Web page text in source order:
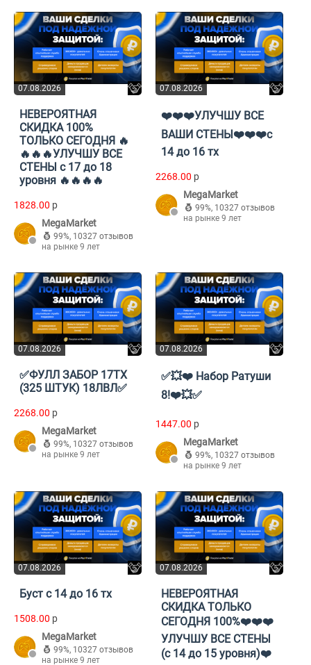
07.08.2026
НЕВЕРОЯТНАЯ
СКИДКА 100%
ТОЛЬКО СЕГОДНЯ 🔥
🔥🔥🔥УЛУЧШУ ВСЕ
СТЕНЫ с 17 до 18
уровня 🔥🔥🔥🔥
1828.00 p
MegaMarket
99%, 10327 отзывов
на рынке 9 лет
07.08.2026
❤️❤️❤️УЛУЧШУ ВСЕ
ВАШИ СТЕНЫ❤️❤️❤️с
14 до 16 тх
2268.00 p
MegaMarket
99%, 10327 отзывов
на рынке 9 лет
07.08.2026
✅ФУЛЛ ЗАБОР 17ТХ
(325 ШТУК) 18ЛВЛ✅
2268.00 p
MegaMarket
99%, 10327 отзывов
на рынке 9 лет
07.08.2026
✅💥❤️ Набор Ратуши
8!❤️💥✅
1447.00 p
MegaMarket
99%, 10327 отзывов
на рынке 9 лет
07.08.2026
Буст с 14 до 16 тх
1508.00 p
MegaMarket
99%, 10327 отзывов
на рынке 9 лет
07.08.2026
НЕВЕРОЯТНАЯ
СКИДКА ТОЛЬКО
СЕГОДНЯ 100%❤️❤️❤️
УЛУЧШУ ВСЕ СТЕНЫ
(с 14 до 15 уровня)❤️